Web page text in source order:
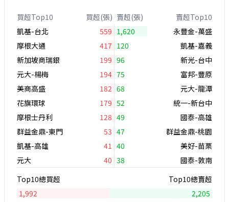
買超Top10 買超(張) 賣超(張)
賣超Top10
凱基-台北
559 1,620
永豐金-萬盛
摩根大通
417 120
凱基-嘉義
新加坡商瑞銀
199 96
新光-台中
元大-楊梅
194 75
富邦-豐原
美商高盛
182 68
元大-龍潭
花旗環球
179 52
統一-新台中
摩根士丹利
128 49
國泰-高雄
群益金鼎-東門
53 47
群益金鼎-桃園
凱基-高雄
41 40
美好-苗栗
元大
40 38
國泰-敦南
Top10總買超
Top10總賣超
1,992
2,205